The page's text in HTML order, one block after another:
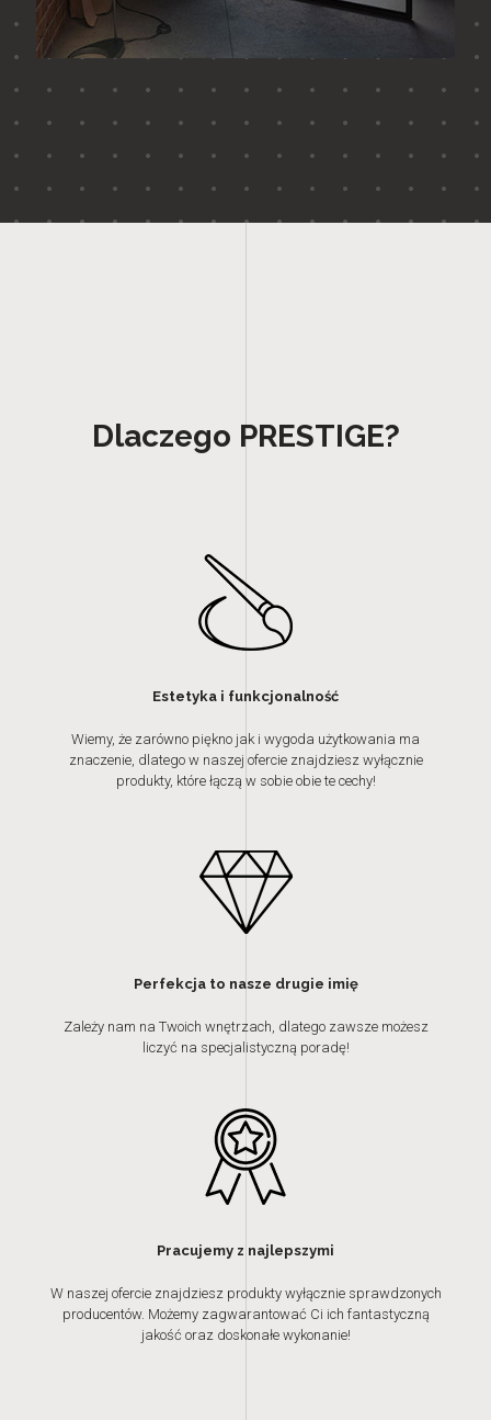
Dlaczego PRESTIGE?
Estetyka i funkcjonalność
Wiemy, że zarówno piękno jak i wygoda użytkowania ma
znaczenie, dlatego w naszej ofercie znajdziesz wyłącznie
produkty, które łączą w sobie obie te cechy!
Perfekcja to nasze drugie imię
Zależy nam na Twoich wnętrzach, dlatego zawsze możesz
liczyć na specjalistyczną poradę!
Pracujemy z najlepszymi
W naszej ofercie znajdziesz produkty wyłącznie sprawdzonych
producentów. Możemy zagwarantować Ci ich fantastyczną
jakość oraz doskonałe wykonanie!